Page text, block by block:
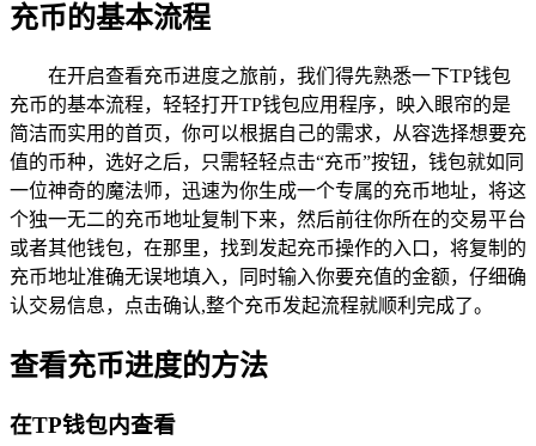
充币的基本流程
在开启查看充币进度之旅前，我们得先熟悉一下TP钱包
充币的基本流程，轻轻打开TP钱包应用程序，映入眼帘的是
简洁而实用的首页，你可以根据自己的需求，从容选择想要充
值的币种，选好之后，只需轻轻点击“充币”按钮，钱包就如同
一位神奇的魔法师，迅速为你生成一个专属的充币地址，将这
个独一无二的充币地址复制下来，然后前往你所在的交易平台
或者其他钱包，在那里，找到发起充币操作的入口，将复制的
充币地址准确无误地填入，同时输入你要充值的金额，仔细确
认交易信息，点击确认,整个充币发起流程就顺利完成了。
查看充币进度的方法
在TP钱包内查看